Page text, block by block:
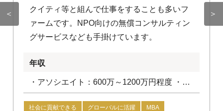
＜
クイティ等と組んで仕事をすることも多いフ
ァームです。NPO向けの無償コンサルティン
グサービスなども手掛けています。
年収
・アソシエイト：600万～1200万円程度 ・コ
ンサルタント：1200万円～1800万円程度
社会に貢献できる グローバルに活躍 MBA
＞